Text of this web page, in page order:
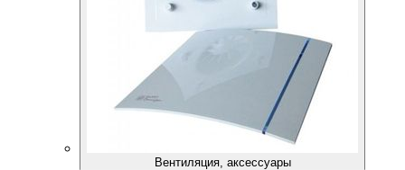
Вентиляция, аксессуары